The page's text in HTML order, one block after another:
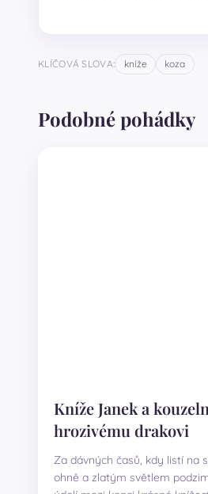
KLÍČOVÁ SLOVA: kníže koza
Podobné pohádky
Kníže Janek a
hrozivému drakovi
Za dávných časů, kdy listí na
ohně a zlatým světlem